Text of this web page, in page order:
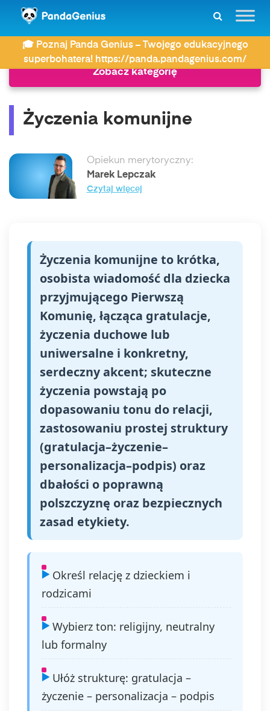
🎓 Poznaj Panda Genius – Twojego edukacyjnego
superbohatera! https://panda.pandagenius.com/
ZDAY Najczęściej wyszukiwane Życzenia komunijne
Zobacz kategorię
Życzenia komunijne
Opiekun merytoryczny:
Marek Lepczak
Czytaj więcej
Życzenia komunijne to krótka,
osobista wiadomość dla dziecka
przyjmującego Pierwszą
Komunię, łącząca gratulacje,
życzenia duchowe lub
uniwersalne i konkretny,
serdeczny akcent; skuteczne
życzenia powstają po
dopasowaniu tonu do relacji,
zastosowaniu prostej struktury
(gratulacja–życzenie–
personalizacja–podpis) oraz
dbałości o poprawną
polszczyznę oraz bezpiecznych
zasad etykiety.
Określ relację z dzieckiem i
rodzicami
Wybierz ton: religijny, neutralny
lub formalny
Ułóż strukturę: gratulacja –
życzenie – personalizacja – podpis